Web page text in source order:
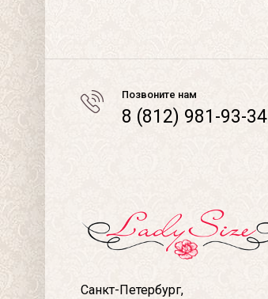
Позвоните нам
8 (812) 981-93-34
Санкт-Петербург,